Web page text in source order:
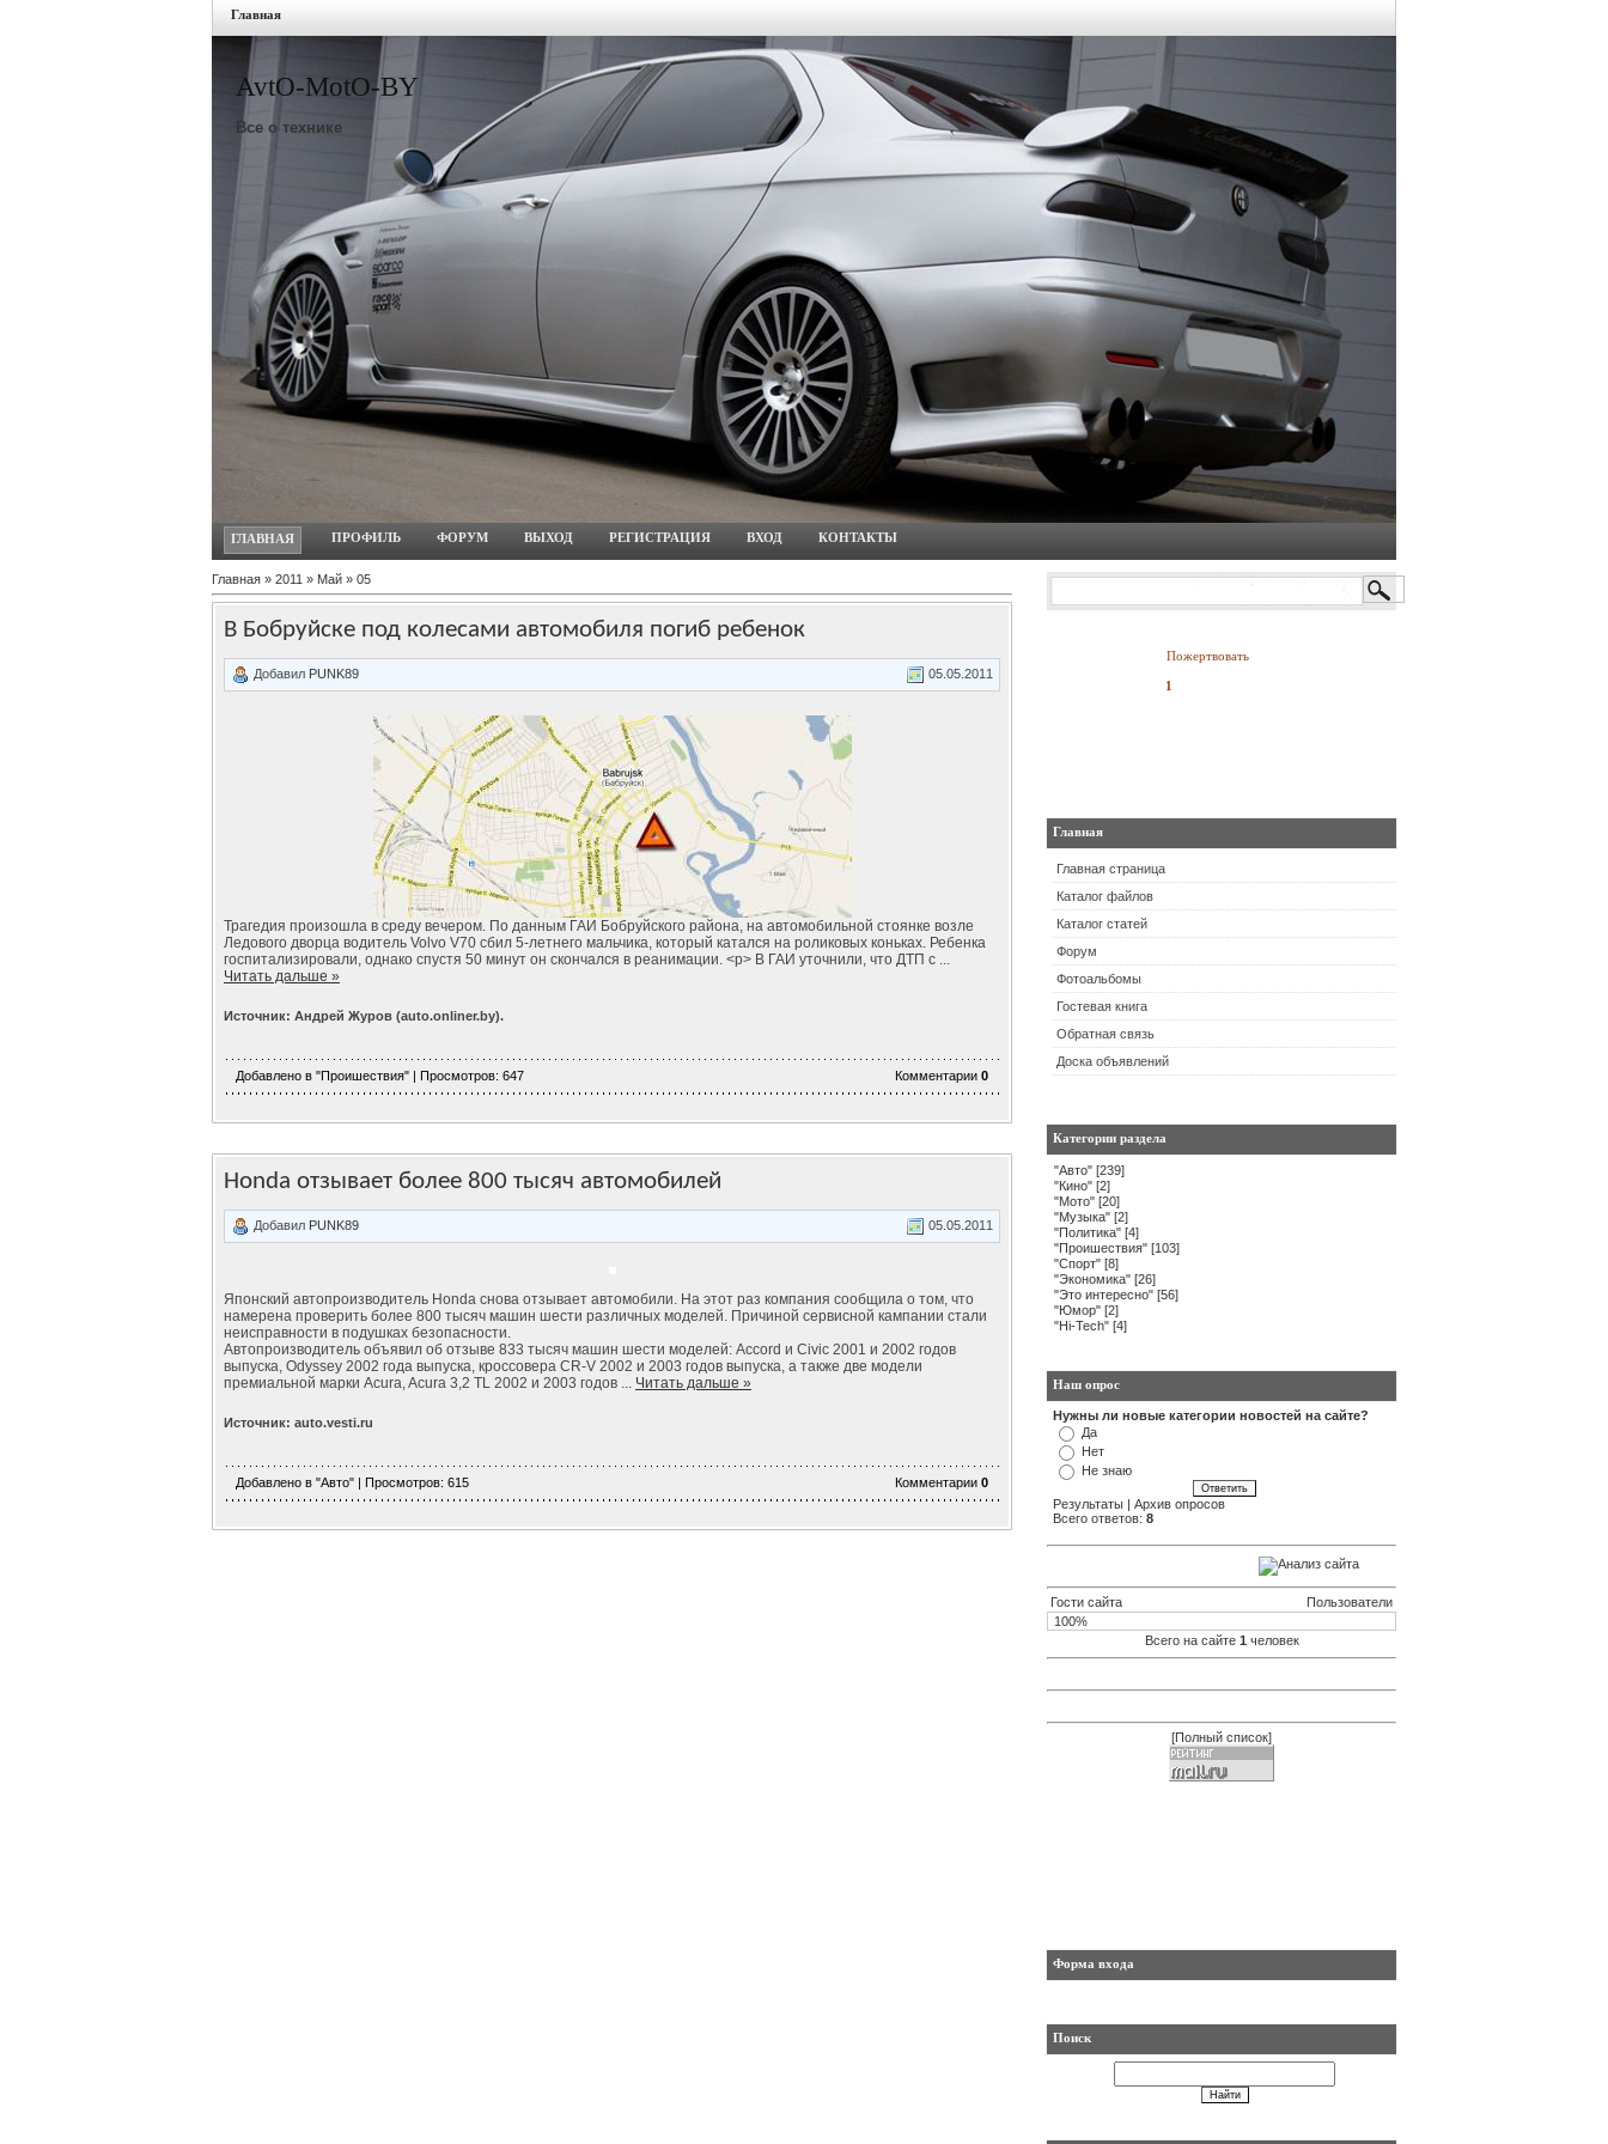
Главная
AvtO-MotO-BY
Все о технике
ГЛАВНАЯ ПРОФИЛЬ ФОРУМ ВЫХОД РЕГИСТРАЦИЯ ВХОД КОНТАКТЫ
Главная » 2011 » Май » 05
В Бобруйске под колесами автомобиля погиб ребенок
Добавил PUNK89 05.05.2011
Трагедия произошла в среду вечером. По данным ГАИ Бобруйского района, на автомобильной стоянке возле
Ледового дворца водитель Volvo V70 сбил 5-летнего мальчика, который катался на роликовых коньках. Ребенка
госпитализировали, однако спустя 50 минут он скончался в реанимации. <p> В ГАИ уточнили, что ДТП с ...
Читать дальше »
Источник: Андрей Журов (auto.onliner.by).
Добавлено в "Проишествия" | Просмотров: 647 Комментарии 0
Honda отзывает более 800 тысяч автомобилей
Добавил PUNK89 05.05.2011
Японский автопроизводитель Honda снова отзывает автомобили. На этот раз компания сообщила о том, что
намерена проверить более 800 тысяч машин шести различных моделей. Причиной сервисной кампании стали
неисправности в подушках безопасности.
Автопроизводитель объявил об отзыве 833 тысяч машин шести моделей: Accord и Civic 2001 и 2002 годов
выпуска, Odyssey 2002 года выпуска, кроссовера CR-V 2002 и 2003 годов выпуска, а также две модели
премиальной марки Acura, Acura 3,2 TL 2002 и 2003 годов ... Читать дальше »
Источник: auto.vesti.ru
Добавлено в "Авто" | Просмотров: 615 Комментарии 0
Пожертвовать
Главная
Главная страница
Каталог файлов
Каталог статей
Форум
Фотоальбомы
Гостевая книга
Обратная связь
Доска объявлений
Категории раздела
"Авто" [239]
"Кино" [2]
"Мото" [20]
"Музыка" [2]
"Политика" [4]
"Проишествия" [103]
"Спорт" [8]
"Экономика" [26]
"Это интересно" [56]
"Юмор" [2]
"Hi-Tech" [4]
Наш опрос
Нужны ли новые категории новостей на сайте?
Да
Нет
Не знаю
Результаты | Архив опросов
Всего ответов: 8
Гости сайта
Пользователи
100%
Всего на сайте 1 человек
[Полный список]
Форма входа
Поиск